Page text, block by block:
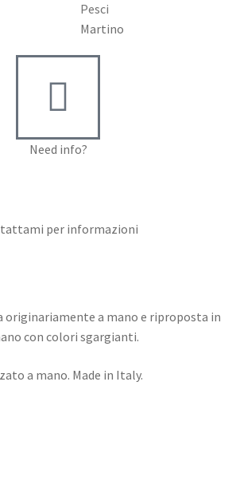
Pesci
Martino
Need info?
per informazioni
originariamente a mano e riproposta in
con colori sgargianti.
a mano. Made in Italy.